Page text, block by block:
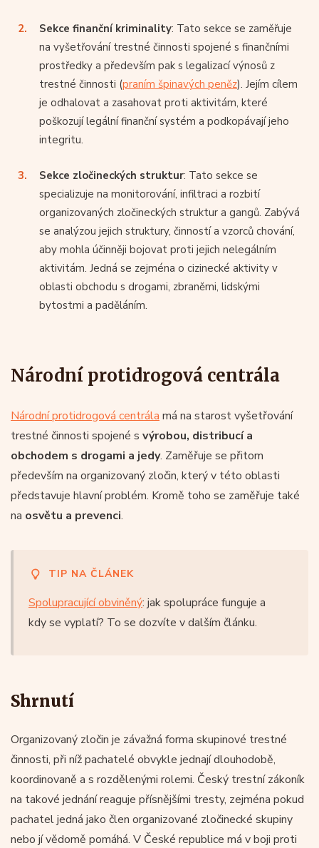
Sekce finanční kriminality: Tato sekce se zaměřuje
na vyšetřování trestné činnosti spojené s finančními
prostředky a především pak s legalizací výnosů z
trestné činnosti (praním špinavých peněz). Jejím cílem
je odhalovat a zasahovat proti aktivitám, které
poškozují legální finanční systém a podkopávají jeho
integritu.
Sekce zločineckých struktur: Tato sekce se
specializuje na monitorování, infiltraci a rozbití
organizovaných zločineckých struktur a gangů. Zabývá
se analýzou jejich struktury, činností a vzorců chování,
aby mohla účinněji bojovat proti jejich nelegálním
aktivitám. Jedná se zejména o cizinecké aktivity v
oblasti obchodu s drogami, zbraněmi, lidskými
bytostmi a paděláním.
Národní protidrogová centrála
Národní protidrogová centrála má na starost vyšetřování
trestné činnosti spojené s výrobou, distribucí a
obchodem s drogami a jedy. Zaměřuje se přitom
především na organizovaný zločin, který v této oblasti
představuje hlavní problém. Kromě toho se zaměřuje také
na osvětu a prevenci.
TIP NA ČLÁNEK
Spolupracující obviněný: jak spolupráce funguje a
kdy se vyplatí? To se dozvíte v dalším článku.
Shrnutí
Organizovaný zločin je závažná forma skupinové trestné
činnosti, při níž pachatelé obvykle jednají dlouhodobě,
koordinovaně a s rozdělenými rolemi. Český trestní zákoník
na takové jednání reaguje přísnějšími tresty, zejména pokud
pachatel jedná jako člen organizované zločinecké skupiny
nebo jí vědomě pomáhá. V České republice má v boji proti